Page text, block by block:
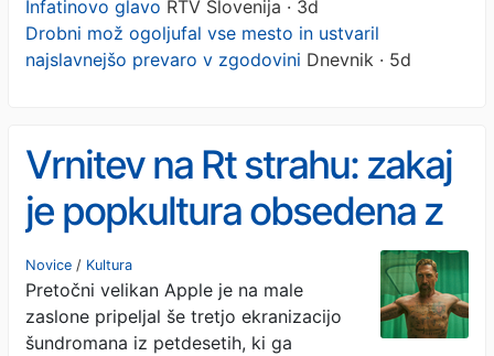
Infatinovo glavo RTV Slovenija · 3d
Drobni mož ogoljufal vse mesto in ustvaril
najslavnejšo prevaro v zgodovini Dnevnik · 5d
Vrnitev na Rt strahu: zakaj
je popkultura obsedena z
morilcem Maxom
Cadyjem?
Novice / Kultura
Pretočni velikan Apple je na male
zaslone pripeljal še tretjo ekranizacijo
šundromana iz petdesetih, ki ga